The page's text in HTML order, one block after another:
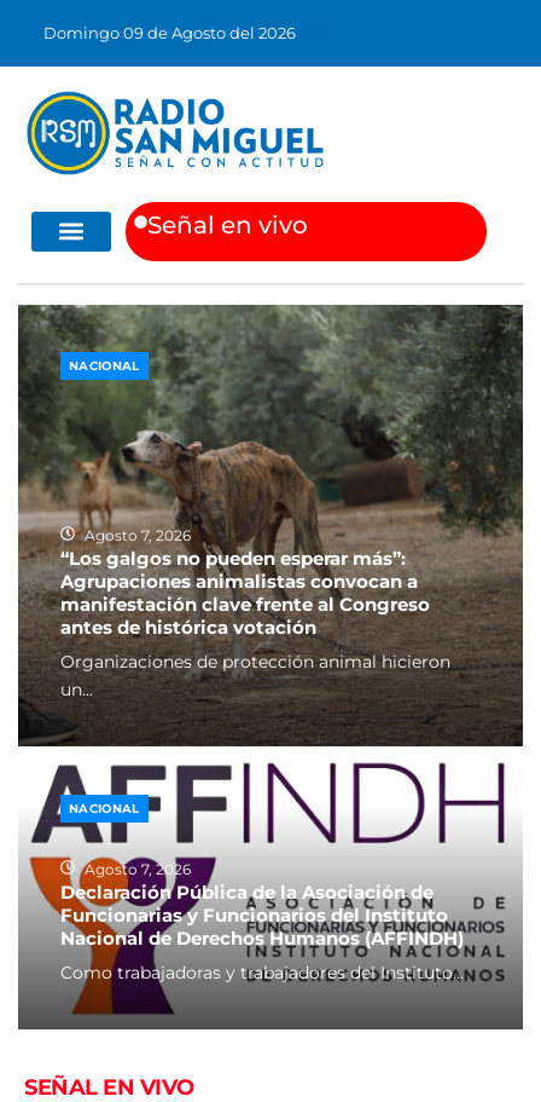
Domingo 09 de Agosto del 2026
Señal en vivo
NACIONAL
Agosto 7, 2026
“Los galgos no pueden esperar más”:
Agrupaciones animalistas convocan a
manifestación clave frente al Congreso
antes de histórica votación
Organizaciones de protección animal hicieron
un...
NACIONAL
Agosto 7, 2026
Declaración Pública de la Asociación de
Funcionarias y Funcionarios del Instituto
Nacional de Derechos Humanos (AFFINDH)
Como trabajadoras y trabajadores del Instituto...
SEÑAL EN VIVO